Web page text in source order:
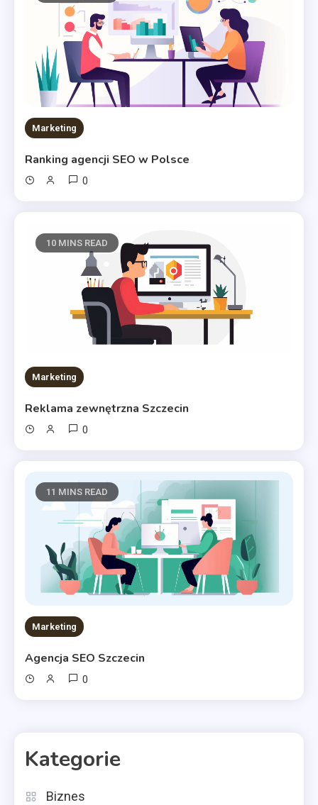
Marketing
Ranking agencji SEO w Polsce
0
10 MINS READ
Marketing
Reklama zewnętrzna Szczecin
0
11 MINS READ
Marketing
Agencja SEO Szczecin
0
Kategorie
Biznes